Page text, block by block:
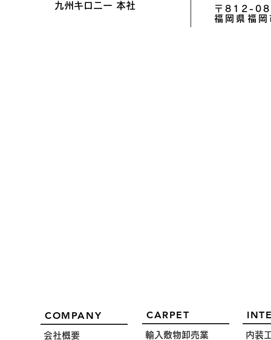
​九州キロニー 本社
〒812-
福岡県福
COMPANY
会社概要
CARPET
輸入敷物卸売業
内装